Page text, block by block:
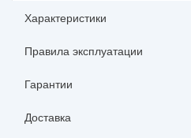
Характеристики
Правила эксплуатации
Гарантии
Доставка